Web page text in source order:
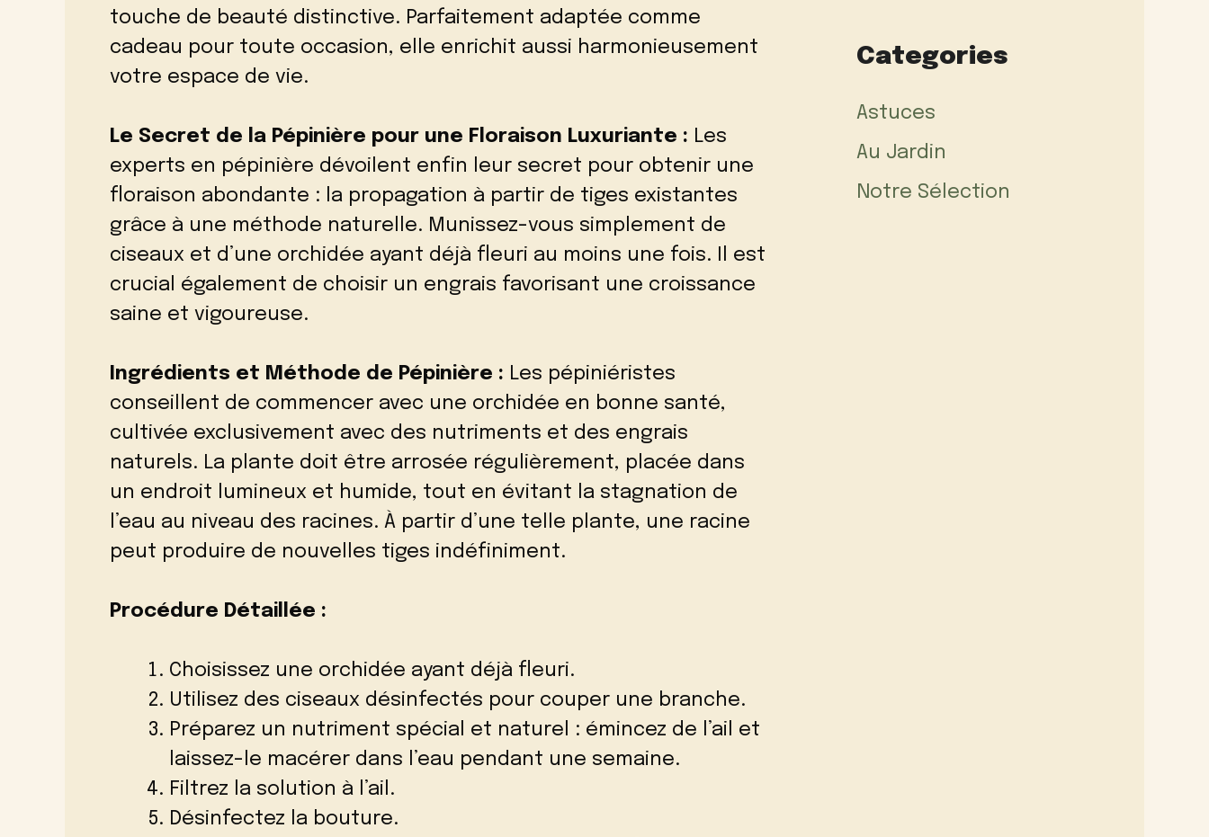
touche de beauté distinctive. Parfaitement adaptée comme
cadeau pour toute occasion, elle enrichit aussi harmonieusement
votre espace de vie.
Le Secret de la Pépinière pour une Floraison Luxuriante : Les
experts en pépinière dévoilent enfin leur secret pour obtenir une
floraison abondante : la propagation à partir de tiges existantes
grâce à une méthode naturelle. Munissez-vous simplement de
ciseaux et d’une orchidée ayant déjà fleuri au moins une fois. Il est
crucial également de choisir un engrais favorisant une croissance
saine et vigoureuse.
Ingrédients et Méthode de Pépinière : Les pépiniéristes
conseillent de commencer avec une orchidée en bonne santé,
cultivée exclusivement avec des nutriments et des engrais
naturels. La plante doit être arrosée régulièrement, placée dans
un endroit lumineux et humide, tout en évitant la stagnation de
l’eau au niveau des racines. À partir d’une telle plante, une racine
peut produire de nouvelles tiges indéfiniment.
Procédure Détaillée :
Choisissez une orchidée ayant déjà fleuri.
Utilisez des ciseaux désinfectés pour couper une branche.
Préparez un nutriment spécial et naturel : émincez de l’ail et
laissez-le macérer dans l’eau pendant une semaine.
Filtrez la solution à l’ail.
Désinfectez la bouture.
Categories
Astuces
Au Jardin
Notre Sélection